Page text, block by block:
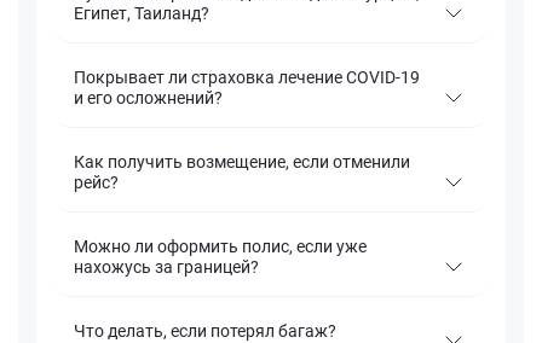
Египет, Таиланд?
Покрывает ли страховка лечение COVID-19
и его осложнений?
Как получить возмещение, если отменили
рейс?
Можно ли оформить полис, если уже
нахожусь за границей?
Что делать, если потерял багаж?